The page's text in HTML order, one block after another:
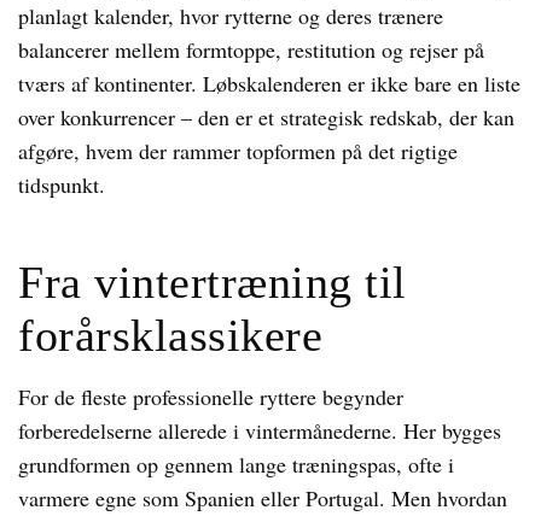
planlagt kalender, hvor rytterne og deres trænere
balancerer mellem formtoppe, restitution og rejser på
tværs af kontinenter. Løbskalenderen er ikke bare en liste
over konkurrencer – den er et strategisk redskab, der kan
afgøre, hvem der rammer topformen på det rigtige
tidspunkt.
Fra vintertræning til
forårsklassikere
For de fleste professionelle ryttere begynder
forberedelserne allerede i vintermånederne. Her bygges
grundformen op gennem lange træningspas, ofte i
varmere egne som Spanien eller Portugal. Men hvordan